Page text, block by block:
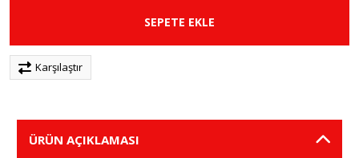
SEPETE EKLE
Karşılaştır
ÜRÜN AÇIKLAMASI